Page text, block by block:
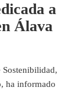
a
Álava
ha informado